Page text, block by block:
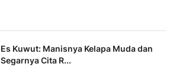
Es Kuwut: Manisnya Kelapa Muda dan
Segarnya Cita R...